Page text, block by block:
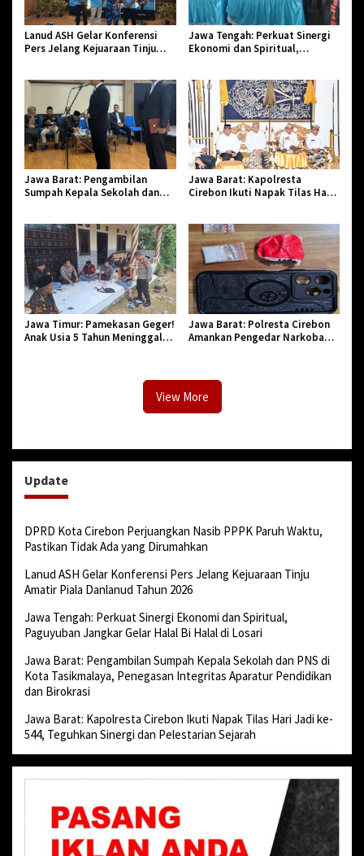
Lanud ASH Gelar Konferensi
Pers Jelang Kejuaraan Tinju
Jawa Tengah: Perkuat Sinergi
Ekonomi dan Spiritual,
Jawa Barat: Pengambilan
Sumpah Kepala Sekolah dan
Pendidikan dan Birokrasi
Jawa Barat: Kapolresta
Cirebon Ikuti Napak Tilas Hari
Jawa Timur: Pamekasan Geger!
Anak Usia 5 Tahun Meninggal
Jawa Barat: Polresta Cirebon
Amankan Pengedar Narkoba
View More
Update
DPRD Kota Cirebon Perjuangkan Nasib PPPK Paruh Waktu,
Pastikan Tidak Ada yang Dirumahkan
Lanud ASH Gelar Konferensi Pers Jelang Kejuaraan Tinju
Amatir Piala Danlanud Tahun 2026
Jawa Tengah: Perkuat Sinergi Ekonomi dan Spiritual,
Paguyuban Jangkar Gelar Halal Bi Halal di Losari
Jawa Barat: Pengambilan Sumpah Kepala Sekolah dan PNS di
Kota Tasikmalaya, Penegasan Integritas Aparatur Pendidikan
dan Birokrasi
Jawa Barat: Kapolresta Cirebon Ikuti Napak Tilas Hari Jadi ke-
544, Teguhkan Sinergi dan Pelestarian Sejarah